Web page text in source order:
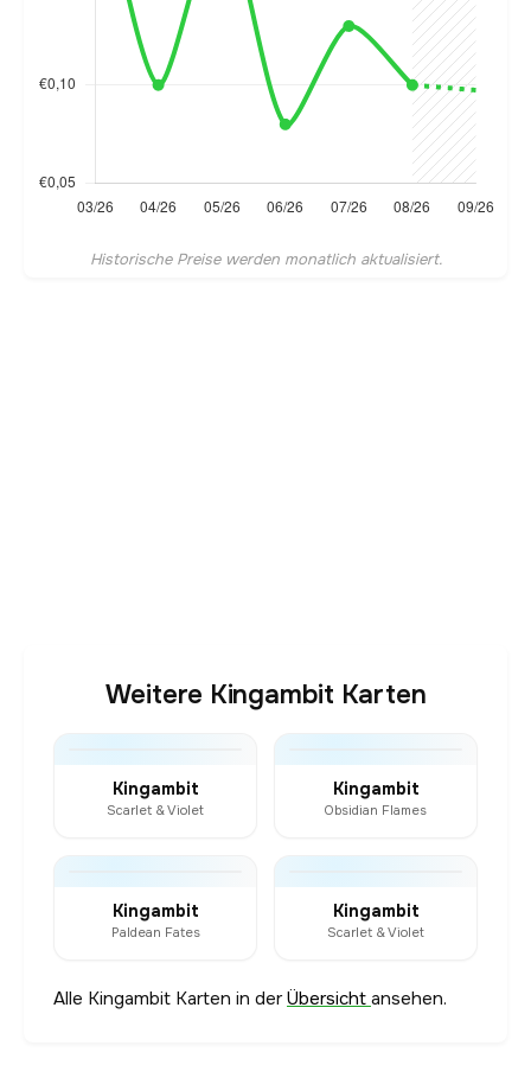
Historische Preise werden monatlich aktualisiert.
Weitere Kingambit Karten
Kingambit
Scarlet & Violet
Kingambit
Obsidian Flames
Kingambit
Paldean Fates
Kingambit
Scarlet & Violet
Alle Kingambit Karten in derÜbersicht ansehen.